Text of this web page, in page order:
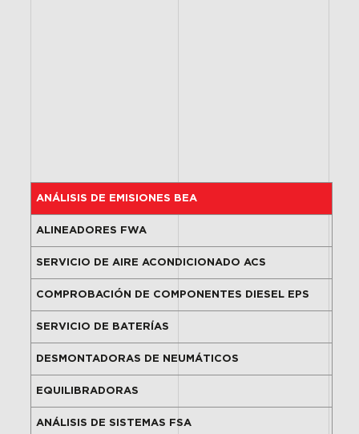
ANÁLISIS DE EMISIONES BEA
ALINEADORES FWA
SERVICIO DE AIRE ACONDICIONADO ACS
COMPROBACIÓN DE COMPONENTES DIESEL EPS
SERVICIO DE BATERÍAS
DESMONTADORAS DE NEUMÁTICOS
EQUILIBRADORAS
ANÁLISIS DE SISTEMAS FSA